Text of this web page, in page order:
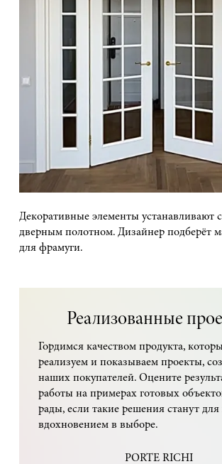
Декоративные элементы устанавливают
дверным полотном. Дизайнер подберёт
для фрамуги.
Реализованные
Гордимся качеством продукта,
реализуем и показываем проекты,
наших покупателей. Оцените
работы на примерах готовых
рады, если такие решения станут для
вдохновением в выборе.
PORTE RICHI